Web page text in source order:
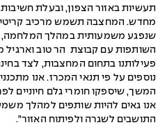
תעשיות באזור הצפון, ובעלת חשיבות
מחדש. המחצבה תשמש מרכיב
שנפגע משמעותית במהלך המלחמה,
השותפות עם קבוצת הר טוב
פעילותנו בתחום המחצבות, לצד
נוספים על פי תנאי המכרז. אנו
המשך, שיספקו חומרי גלם חיוניים
אנו גאים להיות שותפים למהלך
התושבים לשגרה ולפיתוח האזור".